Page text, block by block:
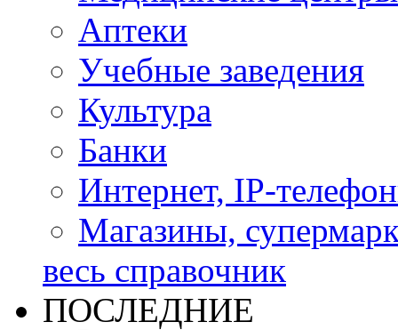
Аптеки
Учебные заведения
Культура
Банки
Интернет, IP-
Магазины,
весь справочник
ПОСЛЕДНИЕ